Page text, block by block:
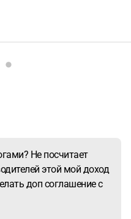
с помощью этого сервиса
мне непонятно как быть
Не посчитает
этой мой доход
доп соглашение с